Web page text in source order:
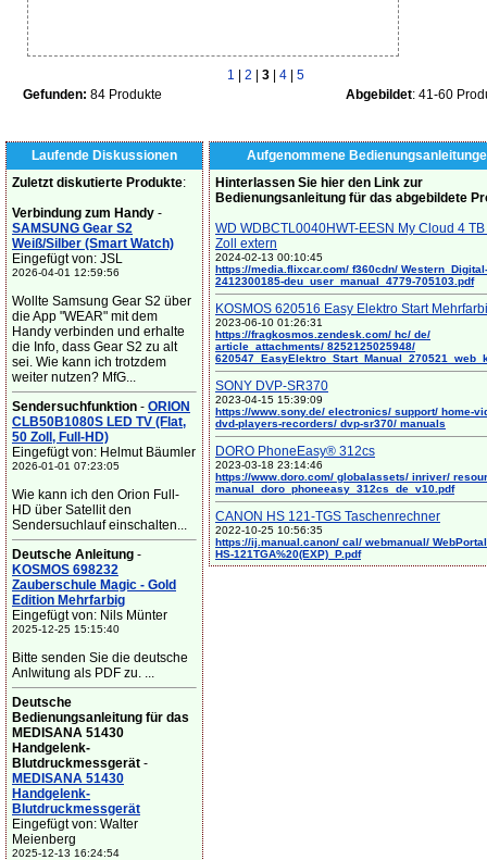
1 2 3 4
5
Gefunden: 84 Produkte Abgebildet: 41-60
Laufende Diskussionen
Zuletzt diskutierte Produkte:
Verbindung zum Handy -
SAMSUNG Gear S2
Weiß/Silber (Smart Watch)
Eingefügt von: JSL
2026-04-01 12:59:56
Wollte Samsung Gear S2 über
die App "WEAR" mit dem
Handy verbinden und erhalte
die Info, dass Gear S2 zu alt
sei. Wie kann ich trotzdem
weiter nutzen? MfG...
Sendersuchfunktion - ORION
CLB50B1080S LED TV (Flat,
50 Zoll, Full-HD)
Eingefügt von: Helmut Bäumler
2026-01-01 07:23:05
Wie kann ich den Orion Full-
HD über Satellit den
Sendersuchlauf einschalten...
Deutsche Anleitung -
KOSMOS 698232
Zauberschule Magic - Gold
Edition Mehrfarbig
Eingefügt von: Nils Münter
2025-12-25 15:15:40
Bitte senden Sie die deutsche
Anlwitung als PDF zu. ...
Deutsche
Bedienungsanleitung für das
MEDISANA 51430
Handgelenk-
Blutdruckmessgerät -
MEDISANA 51430
Handgelenk-
Blutdruckmessgerät
Eingefügt von: Walter
Meienberg
2025-12-13 16:24:54
Aufgenommene
Hinterlassen Sie hier den Link zur
Bedienungsanleitung für das abgebildete
WD WDBCTL0040HWT-EESN My Cloud 4
Zoll extern
2024-02-13 00:10:45
https://media.flixcar.com/ f360cdn/ Western_Digital-
2412300185-deu_user_manual_4779-705103.pdf
KOSMOS 620516 Easy Elektro Start
2023-06-10 01:26:31
https://fragkosmos.zendesk.com/ hc/ de/
article_attachments/ 8252125025948/
SONY DVP-SR370
2023-04-15 15:39:09
https://www.sony.de/ electronics/ support/ home-
dvd-players-recorders/ dvp-sr370/ manuals
DORO PhoneEasy® 312cs
2023-03-18 23:14:46
https://www.doro.com/ globalassets/ inriver/
manual_doro_phoneeasy_312cs_de_v10.pdf
CANON HS 121-TGS Taschenrechner
2022-10-25 10:56:35
https://ij.manual.canon/ cal/ webmanual/
HS-121TGA%20(EXP)_P.pdf